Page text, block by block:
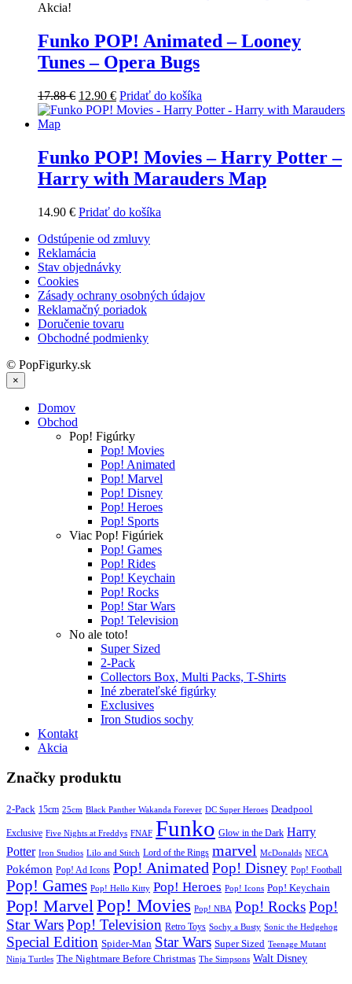
Akcia!
Funko POP! Animated – Looney
Tunes – Opera Bugs
17.88€ Pôvodná
cena
12.90 €Aktuálna
cena
Pridať do košíka
Funko POP! Movies – Harry Potter –
Harry with Marauders Map
14.90 € Pridať do košíka
Odstúpenie od zmluvy
Reklamácia
Stav objednávky
Cookies
Zásady ochrany osobných údajov
Reklamačný poriadok
Doručenie tovaru
Obchodné podmienky
© PopFigurky.sk
×
Domov
Obchod
Pop! Figúrky
Pop! Movies
Pop! Animated
Pop! Marvel
Pop! Disney
Pop! Heroes
Pop! Sports
Viac Pop! Figúriek
Pop! Games
Pop! Rides
Pop! Keychain
Pop! Rocks
Pop! Star Wars
Pop! Television
No ale toto!
Super Sized
2-Pack
Collectors Box, Multi Packs, T-Shirts
Iné zberateľské figúrky
Exclusives
Iron Studios sochy
Kontakt
Akcia
Značky produktu
2-Pack 15cm 25cm Black Panther Wakanda Forever DC Super Heroes Deadpool
Exclusive Five Nights at Freddys FNAF Funko Glow in the Dark Harry
Potter Iron Studios Lilo and Stitch Lord of the Rings marvel McDonalds NECA
Pokémon Pop! Ad Icons Pop! Animated Pop! Disney Pop! Football
Pop! Games Pop! Hello Kitty Pop! Heroes Pop! Icons Pop! Keychain
Pop! MarvelPop! Movies Pop! NBA Pop! RocksPop!
Star WarsPop! Television Retro Toys Sochy a Busty Sonic the Hedgehog
Special Edition Spider-Man Star Wars Super Sized Teenage Mutant
Ninja Turtles The Nightmare Before Christmas The Simpsons Walt Disney